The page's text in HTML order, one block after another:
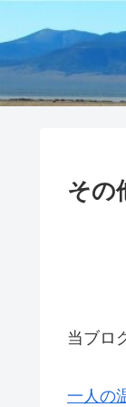
その
当ブロ
一人の